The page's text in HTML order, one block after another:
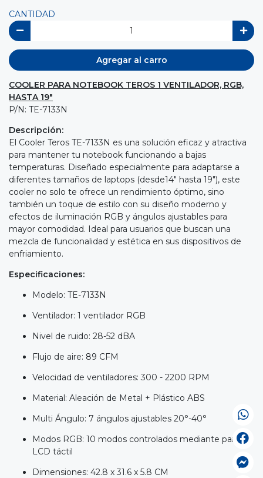
CANTIDAD
Agregar al carro
COOLER PARA NOTEBOOK TEROS 1 VENTILADOR, RGB,
HASTA 19"
P/N: TE-7133N
Descripción:
El Cooler Teros TE-7133N es una solución eficaz y atractiva
para mantener tu notebook funcionando a bajas
temperaturas. Diseñado especialmente para adaptarse a
diferentes tamaños de laptops (desde14" hasta 19"), este
cooler no solo te ofrece un rendimiento óptimo, sino
también un toque de estilo con su diseño moderno y
efectos de iluminación RGB y ángulos ajustables para
mayor comodidad. Ideal para usuarios que buscan una
mezcla de funcionalidad y estética en sus dispositivos de
enfriamiento.
Especificaciones:
Modelo: TE-7133N
Ventilador: 1 ventilador RGB
Nivel de ruido: 28-52 dBA
Flujo de aire: 89 CFM
Velocidad de ventiladores: 300 - 2200 RPM
Material: Aleación de Metal + Plástico ABS
Multi Ángulo: 7 ángulos ajustables 20°-40°
Modos RGB: 10 modos controlados mediante pantalla
LCD táctil
Dimensiones: 42.8 x 31.6 x 5.8 CM